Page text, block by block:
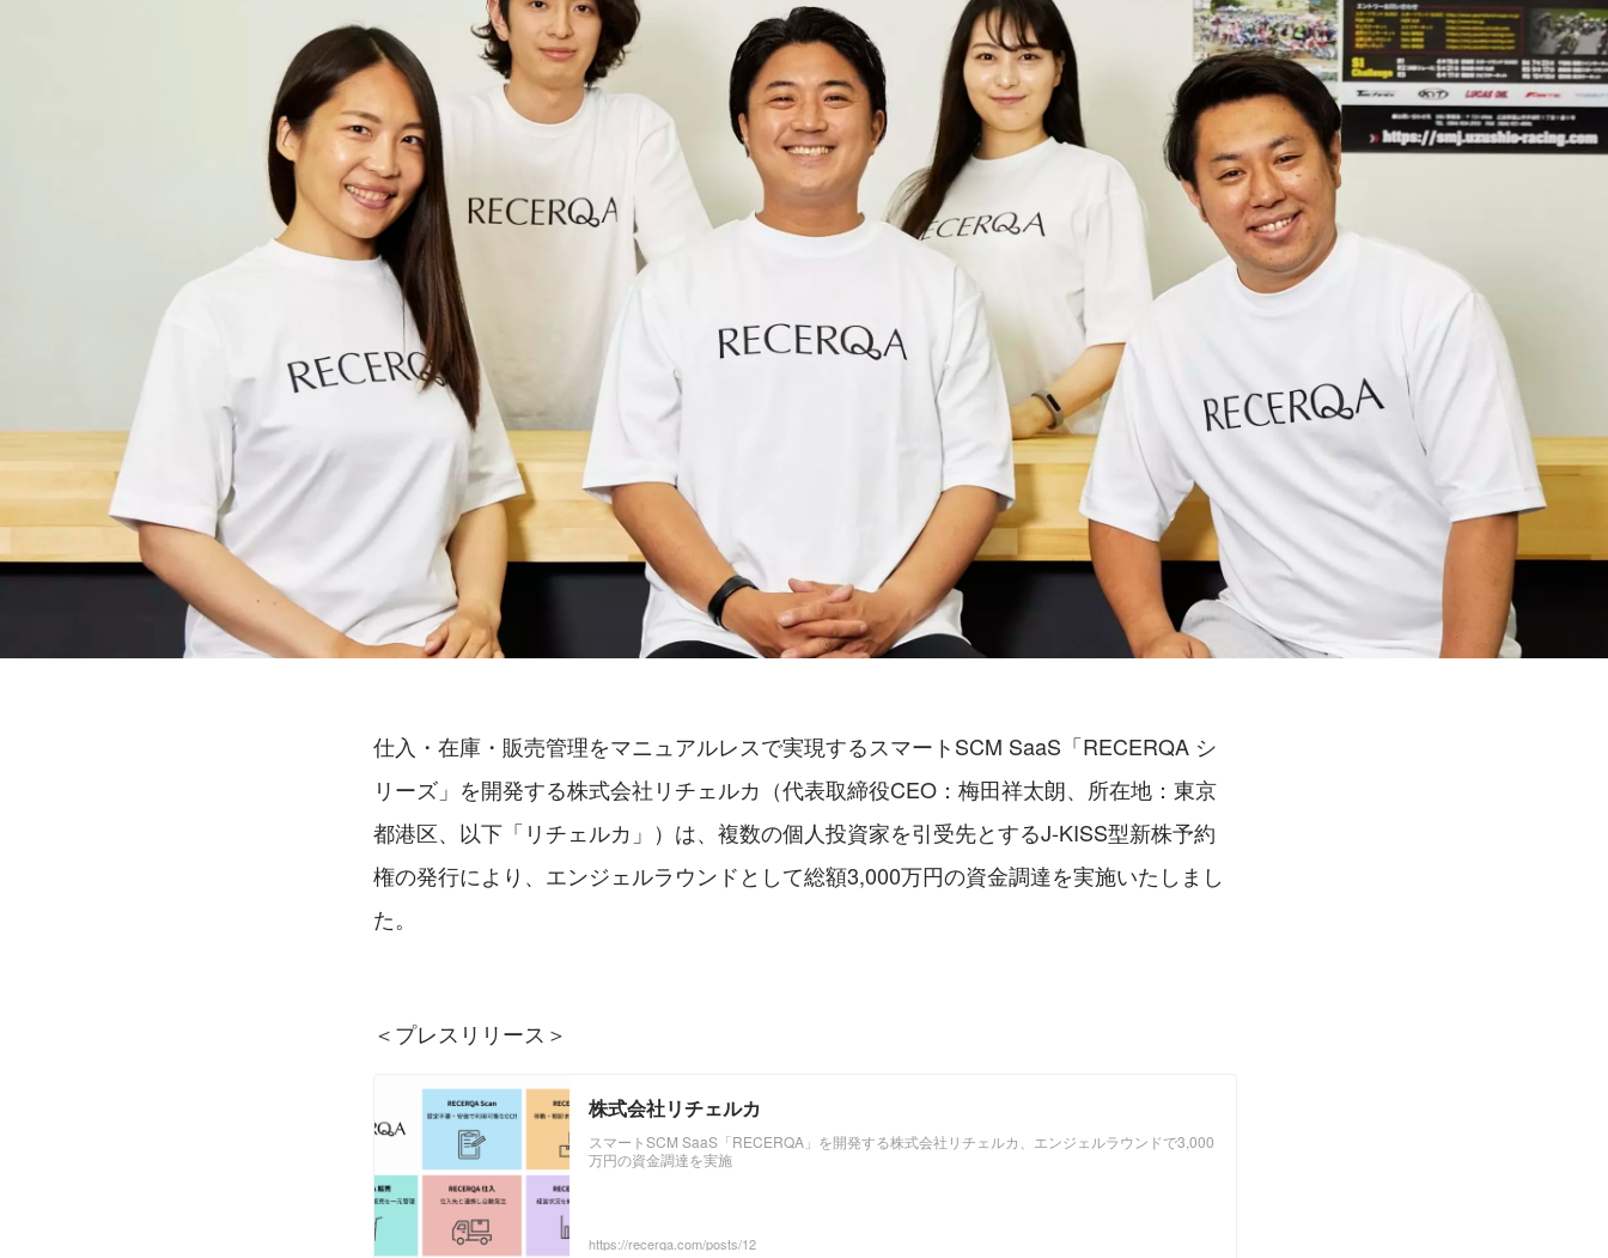
仕入・在庫・販売管理をマニュアルレスで実現するスマートSCM SaaS「RECERQA シ
リーズ」を開発する株式会社リチェルカ（代表取締役CEO：梅田祥太朗、所在地：東京
都港区、以下「リチェルカ」）は、複数の個人投資家を引受先とするJ-KISS型新株予約
権の発行により、エンジェルラウンドとして総額3,000万円の資金調達を実施いたしまし
た。
＜プレスリリース＞
株式会社リチェルカ
スマートSCM SaaS「RECERQA」を開発する株式会社リチェルカ、エンジェルラウンドで3,000
万円の資金調達を実施
https://recerqa.com/posts/12